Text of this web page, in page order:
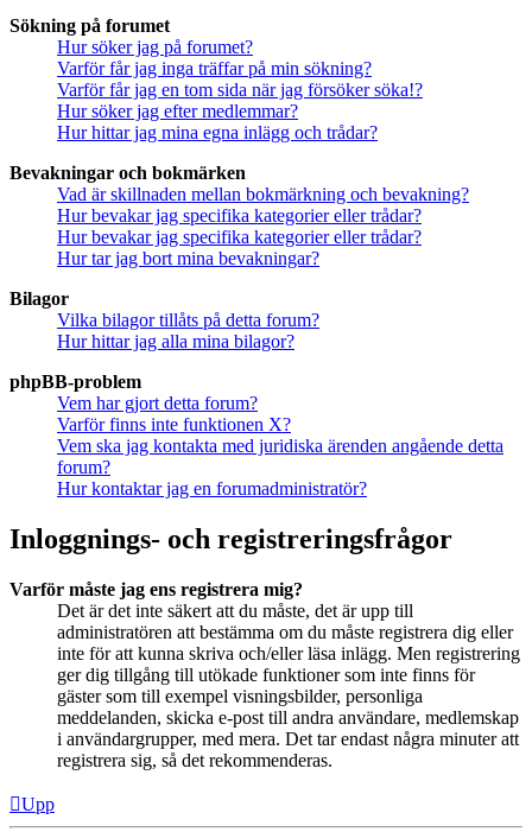
Sökning på forumet
Hur söker jag på forumet?
Varför får jag inga träffar på min sökning?
Varför får jag en tom sida när jag försöker söka!?
Hur söker jag efter medlemmar?
Hur hittar jag mina egna inlägg och trådar?
Bevakningar och bokmärken
Vad är skillnaden mellan bokmärkning och bevakning?
Hur bevakar jag specifika kategorier eller trådar?
Hur bevakar jag specifika kategorier eller trådar?
Hur tar jag bort mina bevakningar?
Bilagor
Vilka bilagor tillåts på detta forum?
Hur hittar jag alla mina bilagor?
phpBB-problem
Vem har gjort detta forum?
Varför finns inte funktionen X?
Vem ska jag kontakta med juridiska ärenden angående detta
forum?
Hur kontaktar jag en forumadministratör?
Inloggnings- och registreringsfrågor
Varför måste jag ens registrera mig?
Det är det inte säkert att du måste, det är upp till
administratören att bestämma om du måste registrera dig eller
inte för att kunna skriva och/eller läsa inlägg. Men registrering
ger dig tillgång till utökade funktioner som inte finns för
gäster som till exempel visningsbilder, personliga
meddelanden, skicka e-post till andra användare, medlemskap
i användargrupper, med mera. Det tar endast några minuter att
registrera sig, så det rekommenderas.
Upp